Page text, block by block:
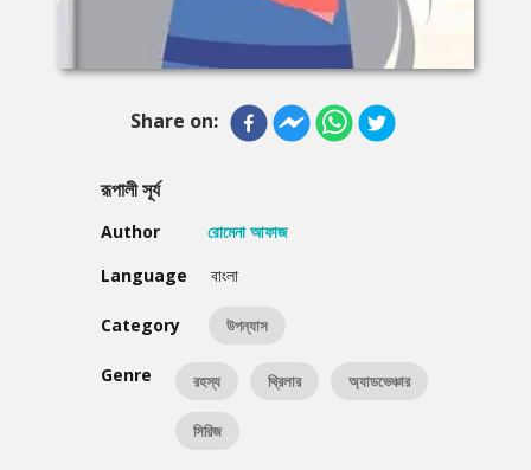
Share on:
রূপালী সূর্য
Author
রোমেনা আফাজ
Language
বাংলা
Category উপন্যাস
Genre রহস্য থ্রিলার অ্যাডভেঞ্চার
সিরিজ